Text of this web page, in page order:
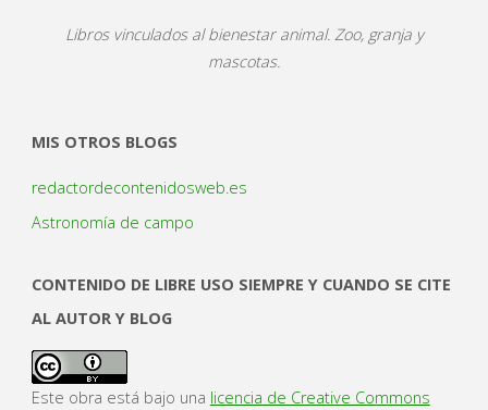
Libros vinculados al bienestar animal. Zoo, granja y
mascotas.
MIS OTROS BLOGS
redactordecontenidosweb.es
Astronomía de campo
CONTENIDO DE LIBRE USO SIEMPRE Y CUANDO SE CITE
AL AUTOR Y BLOG
Este obra está bajo una licencia de Creative Commons